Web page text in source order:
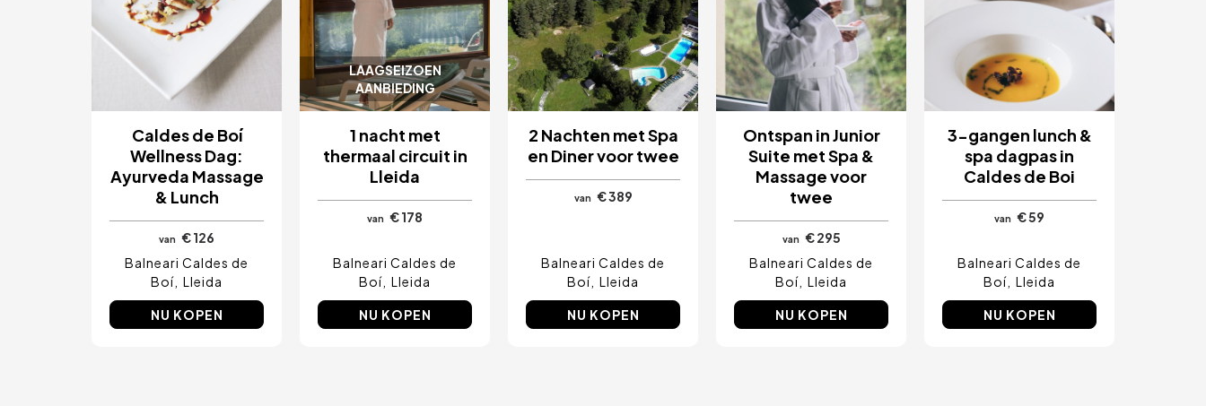
Caldes de Boí
Wellness Dag:
Ayurveda Massage
& Lunch
van
€ 126
Balneari Caldes de
Boí Lleida
NU KOPEN
LAAGSEIZOEN
AANBIEDING
1 nacht met
thermaal circuit in
Lleida
van € 178
Balneari Caldes de
Boí Lleida
NU KOPEN
2 Nachten met Spa
en Diner voor twee
van € 389
Balneari Caldes de
Boí Lleida
NU KOPEN
Ontspan in Junior
Suite met Spa &
Massage voor
twee
van € 295
Balneari Caldes de
Boí Lleida
NU KOPEN
3-gangen lunch &
spa dagpas in
Caldes de Boi
van € 59
Balneari Caldes de
Boí Lleida
NU KOPEN